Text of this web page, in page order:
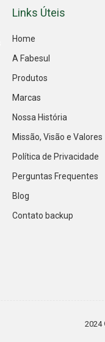
Links Úteis
Home
A Fabesul
Produtos
Marcas
Nossa História
Missão, Visão e Valores
Política de Privacidade
Perguntas Frequentes
Blog
Contato backup
2024